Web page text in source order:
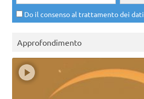
Do il consenso al trattamento dei dati
Approfondimento